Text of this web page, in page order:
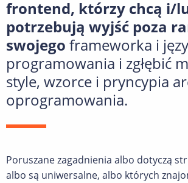
frontend, którzy chcą i/
potrzebują wyjść poza
swojego frameworka i
programowania i zgłębić
style, wzorce i pryncypia
oprogramowania.
Poruszane zagadnienia albo dotyczą
albo są uniwersalne, albo których